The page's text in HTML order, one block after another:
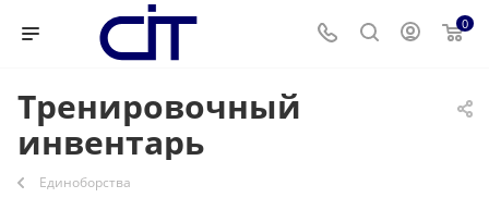
0
Тренировочный
инвентарь
Единоборства